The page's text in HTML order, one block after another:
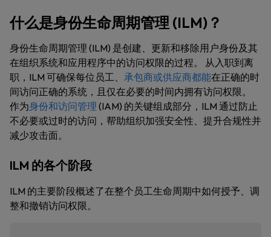
什么是身份生命周期管理 (ILM)？
身份生命周期管理 (ILM) 是创建、更新和移除用户身份及其
在组织系统和应用程序中的访问权限的过程。 从入职到离
职，ILM 可确保每位员工、 承包商或供应商都能在正确的时
间访问正确的系统，且仅在必要的时间内拥有访问权限。
作为身份和访问管理 (IAM) 的关键组成部分，ILM 通过防止
不必要或过时的访问，帮助组织加强安全性、提升合规性并
减少攻击面。
ILM 的各个阶段
ILM 的主要阶段概述了在整个员工生命周期中如何授予、调
整和撤销访问权限。